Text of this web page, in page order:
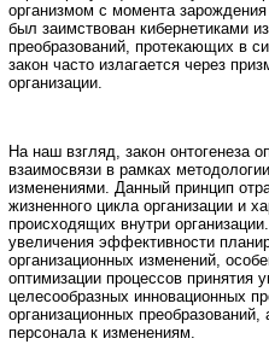
организмом с момента
был заимствован кибернетиками
преобразований, протекающих в
закон часто излагается через
организации.
На наш взгляд, закон онтогенеза
взаимосвязи в рамках
изменениями. Данный принцип
жизненного цикла организации и
происходящих внутри
увеличения эффективности
организационных изменений,
оптимизации процессов принятия
целесообразных инновационных
организационных
персонала к изменениям.